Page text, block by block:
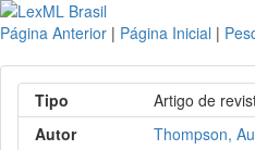
Página Anterior | Página Inicial |
Tipo
Artigo de
Autor
Thompson,